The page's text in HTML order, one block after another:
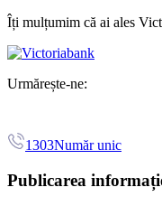
Îți mulțumim că ai ales
Urmărește-ne:
1303Număr unic
Publicarea